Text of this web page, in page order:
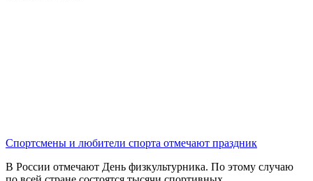
Спортсмены и любители спорта отмечают праздник
В России отмечают День физкультурника. По этому случаю